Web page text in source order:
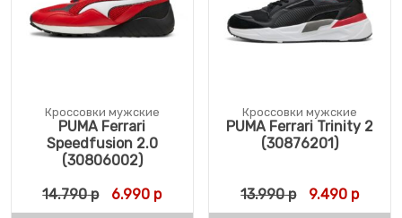
Кроссовки мужские
PUMA Ferrari
Speedfusion 2.0
(30806002)
14.790р Первоначальная цена составляла 14.790
6.990 рТекущая цена: 6.990 р.
Кроссовки мужские
PUMA Ferrari Trinity 2
(30876201)
13.990р 9.490 р